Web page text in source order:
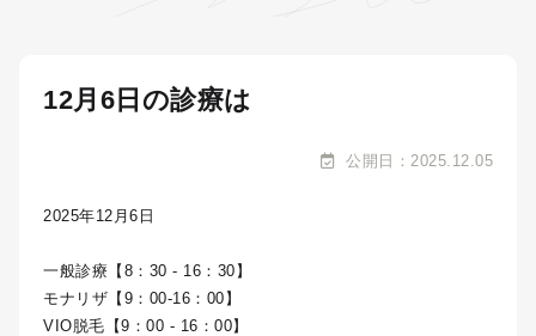
12月6日の診療は
公開日：2025.12.05
2025年12月6日
一般診療【8：30 - 16：30】
モナリザ【9：00-16：00】
VIO脱毛【9：00 - 16：00】